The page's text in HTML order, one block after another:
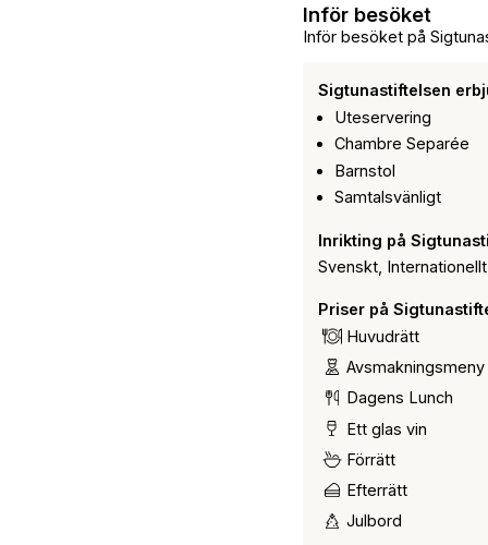
Inför besöket på
Inför besöket
Sigtunastiftelsen
Uteservering
Chambre Separée
Barnstol
Samtalsvänligt
Inrikting på
Svenskt,
Priser på
Huvudrätt
Avsmakningsmeny
Dagens Lunch
Ett glas vin
Förrätt
Efterrätt
Julbord